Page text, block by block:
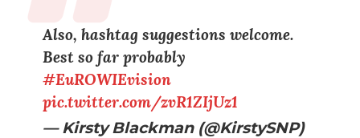
Also, hashtag suggestions welcome.
Best so far probably
#EuROWIEvision
pic.twitter.com/zvR1ZIjUz1
— Kirsty Blackman (@KirstySNP)